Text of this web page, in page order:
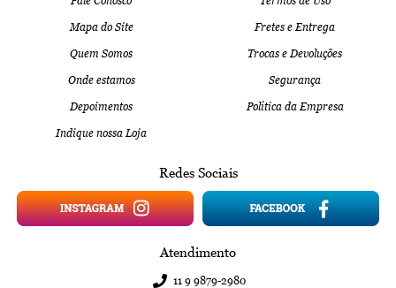
Mapa do Site
Quem Somos
Onde estamos
Depoimentos
Indique nossa Loja
Fretes e Entrega
Trocas e Devoluções
Segurança
Política da Empresa
Redes Sociais
Atendimento
11 99879-2980